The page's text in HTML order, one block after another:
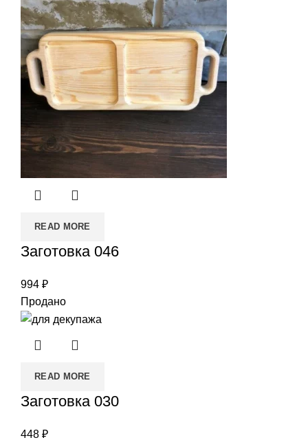
READ MORE
Заготовка 046
994 ₽
Продано
READ MORE
Заготовка 030
448 ₽